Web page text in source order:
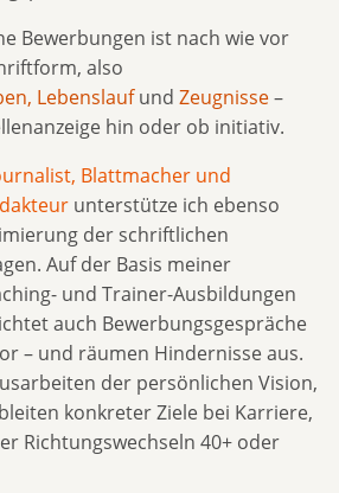
Bewerbungen ist nach wie vor
also
Lebenslaufund Zeugnisse–
hin oder ob initiativ.
Blattmacher und
unterstütze ich ebenso
der schriftlichen
Auf der Basis meiner
und Trainer-Ausbildungen
auch Bewerbungsgespräche
– und räumen Hindernisse aus.
der persönlichen Vision,
konkreter Ziele bei Karriere,
Richtungswechseln 40+ oder